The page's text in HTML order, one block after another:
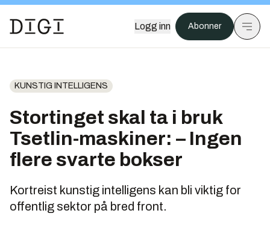
Logg inn Abonner
KUNSTIG INTELLIGENS
Stortinget skal ta i bruk
Tsetlin-maskiner: – Ingen
flere svarte bokser
Kortreist kunstig intelligens kan bli viktig for
offentlig sektor på bred front.